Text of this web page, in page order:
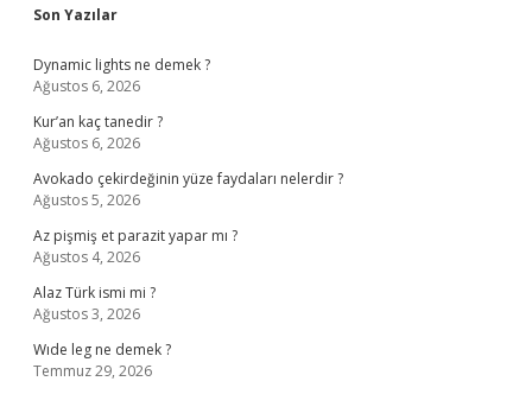
Sidebar
Son Yazılar
Dynamic lights ne demek ?
Ağustos 6, 2026
Kur’an kaç tanedir ?
Ağustos 6, 2026
Avokado çekirdeğinin yüze faydaları nelerdir ?
Ağustos 5, 2026
Az pişmiş et parazit yapar mı ?
Ağustos 4, 2026
Alaz Türk ismi mi ?
Ağustos 3, 2026
Wıde leg ne demek ?
Temmuz 29, 2026